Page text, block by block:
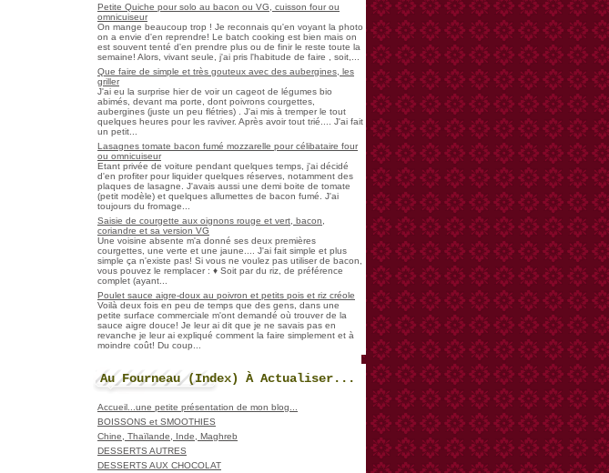
Petite Quiche pour solo au bacon ou VG, cuisson four ou
omnicuiseur
On mange beaucoup trop ! Je reconnais qu'en voyant la photo
on a envie d'en reprendre! Le batch cooking est bien mais on
est souvent tenté d'en prendre plus ou de finir le reste toute la
semaine! Alors, vivant seule, j'ai pris l'habitude de faire , soit,...
Que faire de simple et très gouteux avec des aubergines, les
griller
J'ai eu la surprise hier de voir un cageot de légumes bio
abimés, devant ma porte, dont poivrons courgettes,
aubergines (juste un peu flétries) . J'ai mis à tremper le tout
quelques heures pour les raviver. Après avoir tout trié.... J'ai fait
un petit...
Lasagnes tomate bacon fumé mozzarelle pour célibataire four
ou omnicuiseur
Etant privée de voiture pendant quelques temps, j'ai décidé
d'en profiter pour liquider quelques réserves, notamment des
plaques de lasagne. J'avais aussi une demi boite de tomate
(petit modèle) et quelques allumettes de bacon fumé. J'ai
toujours du fromage...
Saisie de courgette aux oignons rouge et vert, bacon,
coriandre et sa version VG
Une voisine absente m'a donné ses deux premières
courgettes, une verte et une jaune.... J'ai fait simple et plus
simple ça n'existe pas! Si vous ne voulez pas utiliser de bacon,
vous pouvez le remplacer : ♦ Soit par du riz, de préférence
complet (ayant...
Poulet sauce aigre-doux au poivron et petits pois et riz créole
Voilà deux fois en peu de temps que des gens, dans une
petite surface commerciale m'ont demandé où trouver de la
sauce aigre douce! Je leur ai dit que je ne savais pas en
revanche je leur ai expliqué comment la faire simplement et à
moindre coût! Du coup...
Au Fourneau (Index) À Actualiser...
Accueil...une petite présentation de mon blog...
BOISSONS et SMOOTHIES
Chine, Thaïlande, Inde, Maghreb
DESSERTS AUTRES
DESSERTS AUX CHOCOLAT